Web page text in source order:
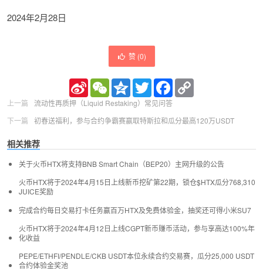
2024年2月28日
赞 (0)
Sina
Weibo
WeChatQzoneTwitterFacebook
上一篇
流动性再质押（Liquid Restaking）常见问答
下一篇
初春送福利，参与合约争霸赛赢取特斯拉和瓜分最高120万USDT
相关推荐
关于火币HTX将支持BNB Smart Chain（BEP20）主网升级的公告
火币HTX将于2024年4月15日上线新币挖矿第22期，锁仓$HTX瓜分768,310
JUICE奖励
完成合约每日交易打卡任务赢百万HTX及免费体验金，抽奖还可得小米SU7
火币HTX将于2024年4月12日上线CGPT新币赚币活动，参与享高达100%年
化收益
PEPE/ETHFI/PENDLE/CKB USDT本位永续合约交易赛，瓜分25,000 USDT
合约体验金奖池